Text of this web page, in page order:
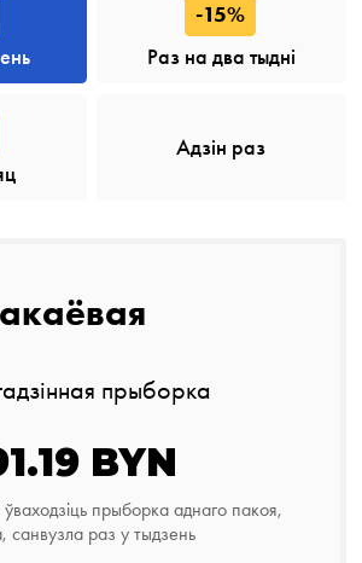
-15%
Раз на два тыдні
Адзін раз
прыборка
BYN
ўваходзіць прыборка аднаго пакоя,
санвузла раз у тыдзень